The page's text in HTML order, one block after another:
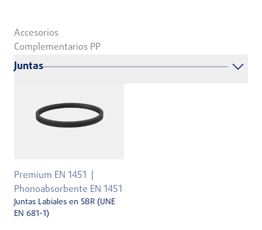
Accesorios
Complementarios PP
Juntas
Premium EN 1451
Phonoabsorbente EN 1451
Juntas Labiales en SBR (UNE
EN 681-1)